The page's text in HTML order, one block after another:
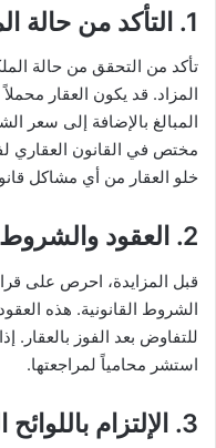
1. التأكد من حالة
تأكد من التحقق من حالة
المزاد. قد يكون العقار
المبالغ بالإضافة إلى سعر
مختص في القانون العقاري
خلو العقار من أي مشاكل
2. العقود والشروط
قبل المزايدة، احرص على
الشروط القانونية. هذه
للتفاوض بعد الفوز بالعقار.
استشر محامياً لمراجعتها.
3. الإلتزام